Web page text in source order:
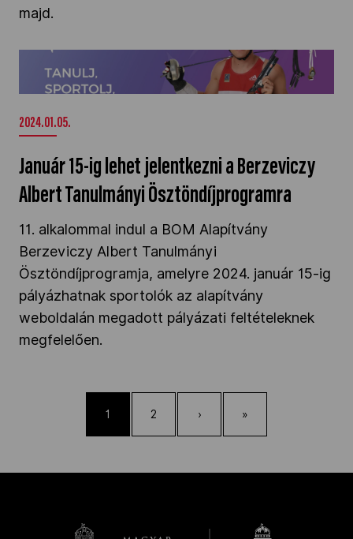
majd.
Január 15-ig lehet jelentkezni a Berzeviczy
Albert Tanulmányi Ösztöndíjprogramra" />
2024.01.05.
Január 15-ig lehet jelentkezni a Berzeviczy
Albert Tanulmányi Ösztöndíjprogramra
11. alkalommal indul a BOM Alapítvány
Berzeviczy Albert Tanulmányi
Ösztöndíjprogramja, amelyre 2024. január 15-ig
pályázhatnak sportolók az alapítvány
weboldalán megadott pályázati feltételeknek
megfelelően.
1 2 › »